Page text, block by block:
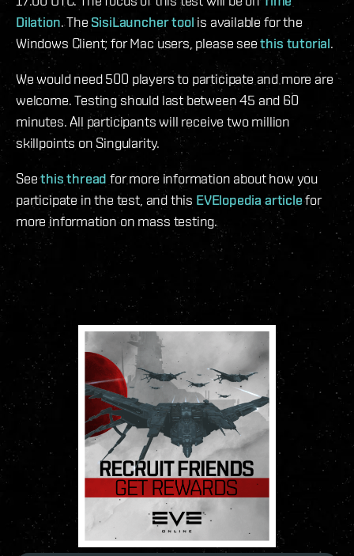
Dilation. The SisiLauncher tool is available for the
Windows Client; for Mac users, please seethis tutorial.
We would need 500 players to participate and more are
welcome. Testing should last between 45 and 60
minutes. All participants will receive two million
skillpoints on Singularity.
Seethis thread for more information about how you
participate in the test, and this EVElopedia articlefor
more information on mass testing.